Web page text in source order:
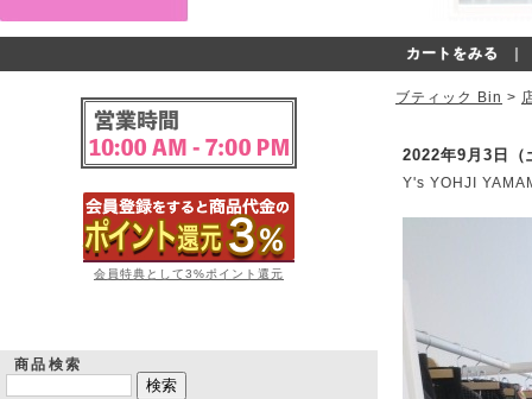
カートをみる
会員特典として3%ポイント還元
商品検索
ブティック Bin >
2022年9月3日（
Y's YOHJI